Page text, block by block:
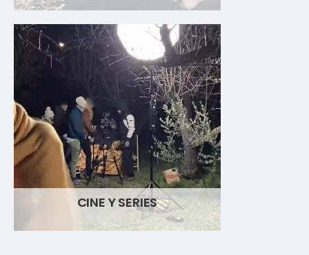
CINE Y SERIES